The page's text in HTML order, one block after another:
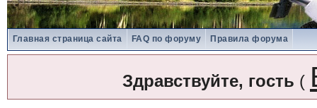
Главная страница сайта FAQ по форуму Правила форума
Здравствуйте, гость (